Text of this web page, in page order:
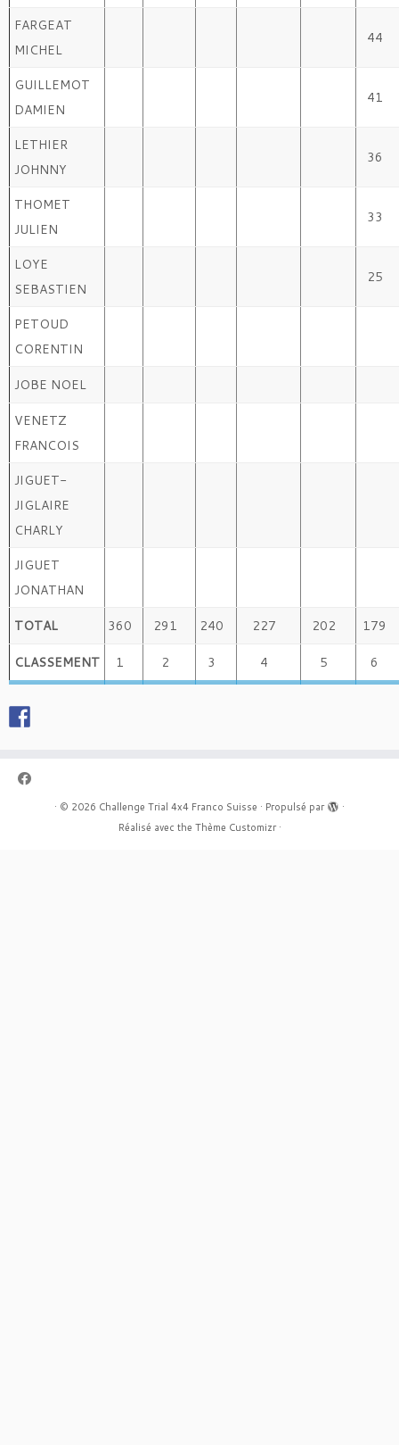
FARGEAT
MICHEL
44
GUILLEMOT
DAMIEN
41
LETHIER
JOHNNY
36
THOMET
JULIEN
33
LOYE
SEBASTIEN
25
PETOUD
CORENTIN
JOBE NOEL
VENETZ
FRANCOIS
JIGUET-
JIGLAIRE
CHARLY
JIGUET
JONATHAN
TOTAL
360 291 240 227 202 179
CLASSEMENT 1 2 3 4 5 6
· © 2026 Challenge Trial 4x4 Franco Suisse · Propulsé par
·
Réalisé avec the Thème Customizr·